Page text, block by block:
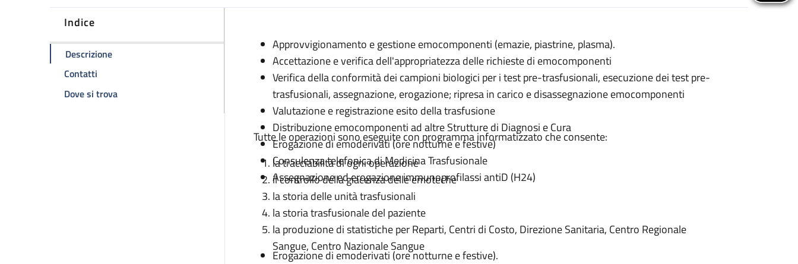
Indice
Descrizionedella pagina Distribuzione emocomponenti
Contatti della pagina Distribuzione emocomponenti
Dove si trovadella pagina Distribuzione emocomponenti
Descrizione
Approvvigionamento e gestione emocomponenti (emazie, piastrine, plasma).
Accettazione e verifica dell'appropriatezza delle richieste di emocomponenti
Verifica della conformità dei campioni biologici per i test pre-trasfusionali, esecuzione dei test pre-
trasfusionali, assegnazione, erogazione; ripresa in carico e disassegnazione emocomponenti
Valutazione e registrazione esito della trasfusione
Distribuzione emocomponenti ad altre Strutture di Diagnosi e Cura
Erogazione di emoderivati (ore notturne e festive)
Consulenza telefonica di Medicina Trasfusionale
Assegnazione ed erogazione immunoprofilassi antiD (H24)
Tutte le operazioni sono eseguite con programma informatizzato che consente:
la tracciabilità di ogni operazione
il controllo della giacenza delle emoteche
la storia delle unità trasfusionali
la storia trasfusionale del paziente
la produzione di statistiche per Reparti, Centri di Costo, Direzione Sanitaria, Centro Regionale
Sangue, Centro Nazionale Sangue
Erogazione di emoderivati (ore notturne e festive).